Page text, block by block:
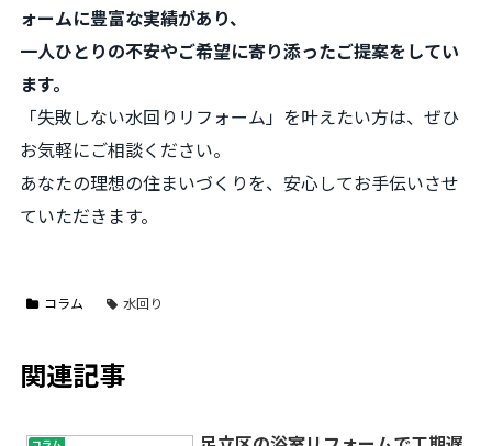
ォームに豊富な実績があり、
一人ひとりの不安やご希望に寄り添ったご提案をしてい
ます。
「失敗しない水回りリフォーム」を叶えたい方は、ぜひ
お気軽にご相談ください。
あなたの理想の住まいづくりを、安心してお手伝いさせ
ていただきます。
コラム 水回り
関連記事